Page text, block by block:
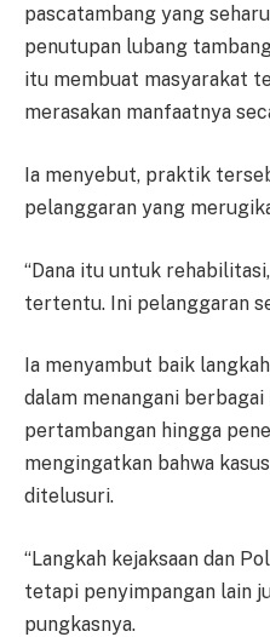
pascatambang yang
penutupan lubang
itu membuat masyarakat
merasakan manfaatnya
Ia menyebut, praktik
pelanggaran yang
“Dana itu untuk
tertentu. Ini pelanggaran
Ia menyambut baik
dalam menangani
pertambangan hingga
mengingatkan bahwa
ditelusuri.
“Langkah kejaksaan dan
tetapi penyimpangan lain
pungkasnya.